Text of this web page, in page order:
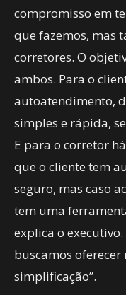
compromisso em
que fazemos, mas
corretores. O
ambos. Para o
autoatendimento,
simples e rápida,
E para o corretor
que o cliente tem
seguro, mas caso
tem uma
explica o
buscamos
simplificação”.